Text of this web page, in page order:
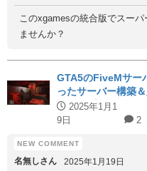
このxgamesの統合版でスー
ませんか？
GTA5のFiveMサー
ったサーバー構築
オートV】
2025年1月1
9日
2
名無しさん 2025年1月19日